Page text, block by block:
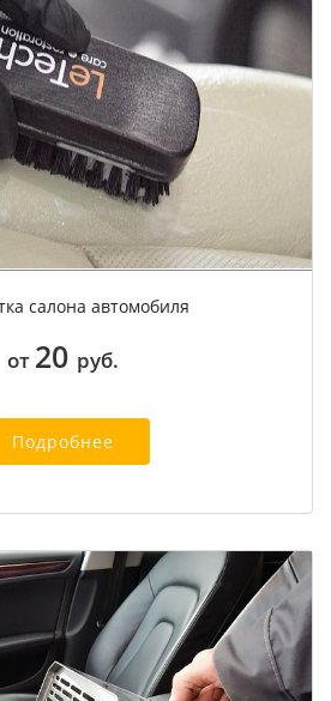
салона автомобиля
от 20 руб.
Подробнее